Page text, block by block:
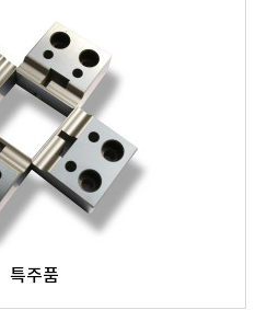
특주품